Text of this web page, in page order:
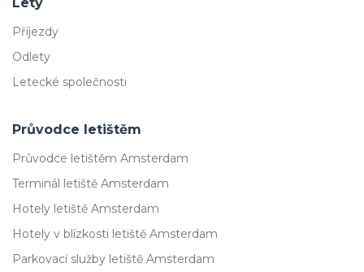
Příjezdy
Odlety
Letecké společnosti
Průvodce letištěm
Průvodce letištěm Amsterdam
Terminál letiště Amsterdam
Hotely letiště Amsterdam
Hotely v blízkosti letiště Amsterdam
Parkovací služby letiště Amsterdam